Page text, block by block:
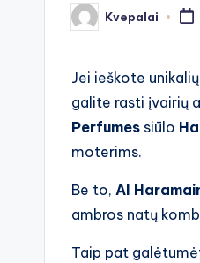
Posted
by
Kvepalai
Jei ieškote
galite rasti įvairių
Perfumes siūlo
moterims.
Be to, Al
ambros natų
Taip pat